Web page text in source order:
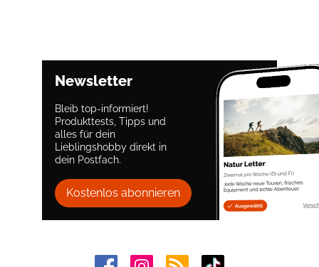
Newsletter
Bleib top-informiert!
Produkttests, Tipps und
alles für dein
Lieblingshobby direkt in
dein Postfach.
Kostenlos abonnieren